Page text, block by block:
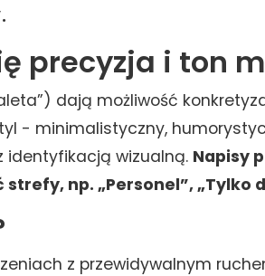
precyzja i ton
dają możliwość
- minimalistyczny,
identyfikacją wizualną. Napisy
np. „Personel”, „Tylko
z przewidywalnym